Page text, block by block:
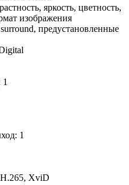
яркость, цветность,
изображения
предустановленные
1
XviD